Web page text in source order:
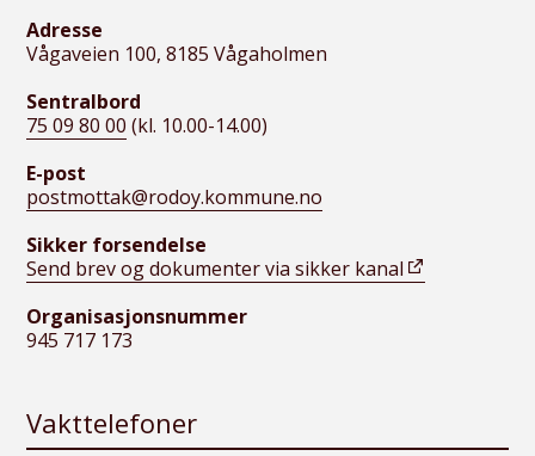
Adresse
Vågaveien 100, 8185 Vågaholmen
Sentralbord
75 09 80 00 (kl. 10.00-14.00)
E-post
postmottak@rodoy.kommune.no
Sikker forsendelse
Send brev og dokumenter via sikker kanal
Organisasjonsnummer
945 717 173
Vakttelefoner